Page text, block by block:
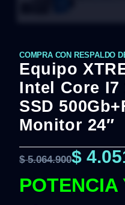
COMPRA CON RESPALDO
Equipo
Intel Core I7
SSD
Monitor 24″
$5.064.900$
POTENCIA